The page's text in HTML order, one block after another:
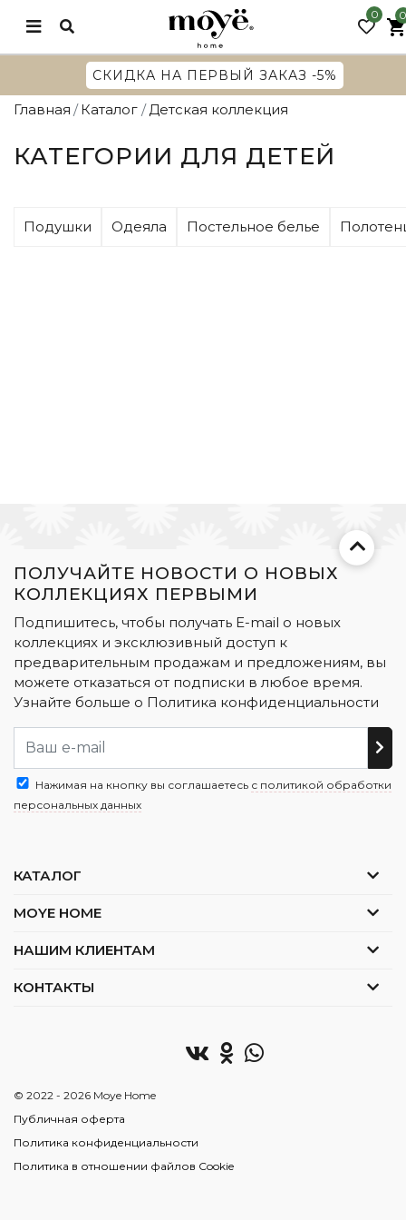
0
СКИДКА НА ПЕРВЫЙ ЗАКАЗ -5%
Главная Каталог Детская коллекция
КАТЕГОРИИ ДЛЯ ДЕТЕЙ
Подушки Одеяла Постельное белье
ПОЛУЧАЙТЕ НОВОСТИ О НОВЫХ
КОЛЛЕКЦИЯХ ПЕРВЫМИ
Подпишитесь, чтобы получать E-mail о новых
коллекциях и эксклюзивный доступ к
предварительным продажам и предложениям, вы
можете отказаться от подписки в любое время.
Узнайте больше о Политика конфиденциальности
Нажимая на кнопку вы соглашаетесь с политикой обработки
персональных данных
КАТАЛОГ
MOYE HOME
НАШИМ КЛИЕНТАМ
КОНТАКТЫ
© 2022 - 2026 Moye Home
Публичная оферта
Политика конфиденциальности
Политика в отношении файлов Cookie